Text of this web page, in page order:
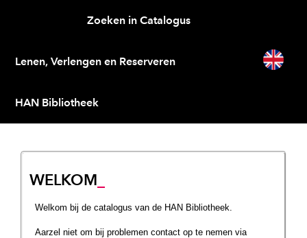
Zoeken in Catalogus
Lenen, Verlengen en Reserveren
HAN Bibliotheek
WELKOM
Welkom bij de catalogus van de HAN Bibliotheek.
Aarzel niet om bij problemen contact op te nemen via